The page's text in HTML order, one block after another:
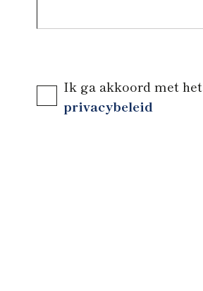
Ik ga akkoord met het
privacybeleid